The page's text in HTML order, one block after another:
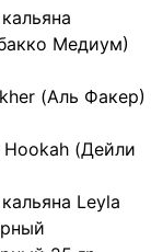
Медиум)
(Аль Факер)
Hookah (Дейли
Leyla